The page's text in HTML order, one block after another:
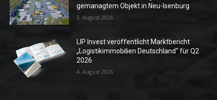
gemanagtem Objekt in Neu-Isenburg
5. August 2026
LIP Invest veröffentlicht Marktbericht
„Logistikimmobilien Deutschland“ für Q2
2026
4. August 2026